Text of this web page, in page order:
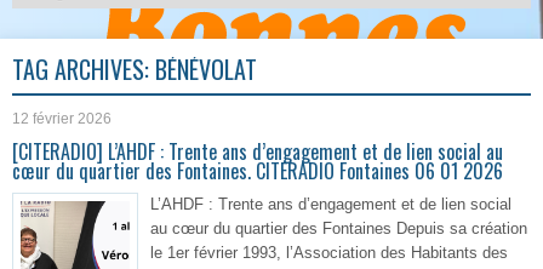
TAG ARCHIVES: BÉNÉVOLAT
12 février 2026
[CITERADIO] L’AHDF : Trente ans d’engagement et de lien social au
cœur du quartier des Fontaines. CITERADIO Fontaines 06 01 2026
L’AHDF : Trente ans d’engagement et de lien social
au cœur du quartier des Fontaines Depuis sa création
le 1er février 1993, l’Association des Habitants des